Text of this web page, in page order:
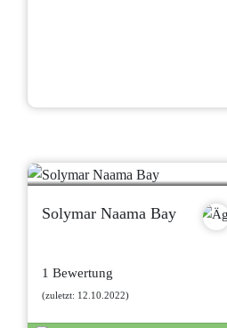
Solymar Naama Bay
1 Bewertung
(zuletzt: 12.10.2022)